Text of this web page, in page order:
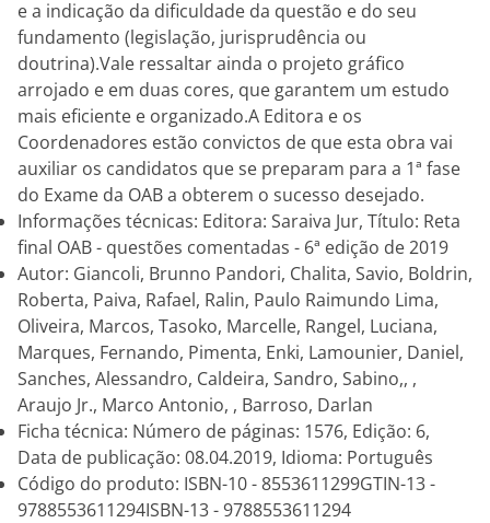
e a indicação da dificuldade da questão e do seu
fundamento (legislação, jurisprudência ou
doutrina).Vale ressaltar ainda o projeto gráfico
arrojado e em duas cores, que garantem um estudo
mais eficiente e organizado.A Editora e os
Coordenadores estão convictos de que esta obra vai
auxiliar os candidatos que se preparam para a 1ª fase
do Exame da OAB a obterem o sucesso desejado.
Informações técnicas: Editora: Saraiva Jur, Título: Reta
final OAB - questões comentadas - 6ª edição de 2019
Autor: Giancoli, Brunno Pandori, Chalita, Savio, Boldrin,
Roberta, Paiva, Rafael, Ralin, Paulo Raimundo Lima,
Oliveira, Marcos, Tasoko, Marcelle, Rangel, Luciana,
Marques, Fernando, Pimenta, Enki, Lamounier, Daniel,
Sanches, Alessandro, Caldeira, Sandro, Sabino,, ,
Araujo Jr., Marco Antonio, , Barroso, Darlan
Ficha técnica: Número de páginas: 1576, Edição: 6,
Data de publicação: 08.04.2019, Idioma: Português
Código do produto: ISBN-10 - 8553611299GTIN-13 -
9788553611294ISBN-13 - 9788553611294